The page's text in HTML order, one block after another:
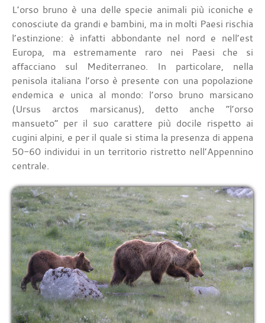
L’orso bruno è una delle specie animali più iconiche e
conosciute da grandi e bambini, ma in molti Paesi rischia
l’estinzione: è infatti abbondante nel nord e nell’est
Europa, ma estremamente raro nei Paesi che si
affacciano sul Mediterraneo. In particolare, nella
penisola italiana l’orso è presente con una popolazione
endemica e unica al mondo: l’orso bruno marsicano
(Ursus arctos marsicanus), detto anche “l’orso
mansueto” per il suo carattere più docile rispetto ai
cugini alpini, e per il quale si stima la presenza di appena
50-60 individui in un territorio ristretto nell’Appennino
centrale.